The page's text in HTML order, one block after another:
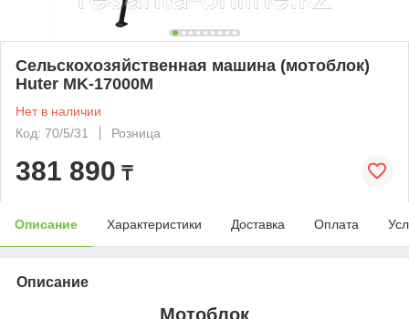
Сельскохозяйственная машина (мотоблок)
Huter MK-17000М
Нет в наличии
Код: 70/5/31
Розница
381 890 ₸
Описание Характеристики Доставка Оплата
Описание
Мотоблок